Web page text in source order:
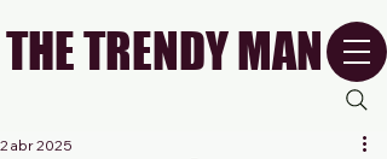
THE TRENDY MAN
2 abr 2025